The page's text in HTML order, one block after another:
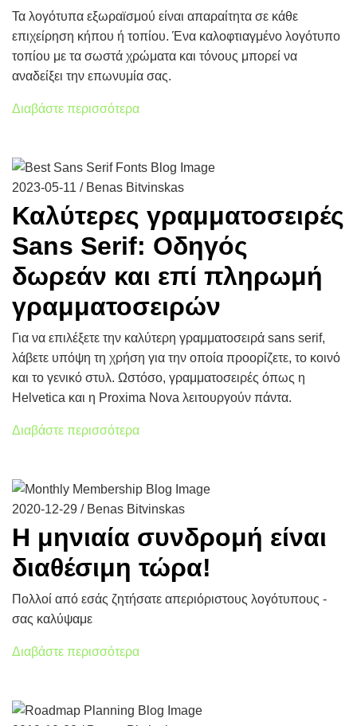
Τα λογότυπα εξωραϊσμού είναι απαραίτητα σε κάθε
επιχείρηση κήπου ή τοπίου. Ένα καλοφτιαγμένο λογότυπο
τοπίου με τα σωστά χρώματα και τόνους μπορεί να
αναδείξει την επωνυμία σας.
Διαβάστε περισσότερα
2023-05-11 / Benas Bitvinskas
Καλύτερες γραμματοσειρές
Sans Serif: Οδηγός
δωρεάν και επί πληρωμή
γραμματοσειρών
Για να επιλέξετε την καλύτερη γραμματοσειρά sans serif,
λάβετε υπόψη τη χρήση για την οποία προορίζετε, το κοινό
και το γενικό στυλ. Ωστόσο, γραμματοσειρές όπως η
Helvetica και η Proxima Nova λειτουργούν πάντα.
Διαβάστε περισσότερα
2020-12-29 / Benas Bitvinskas
Η μηνιαία συνδρομή είναι
διαθέσιμη τώρα!
Πολλοί από εσάς ζητήσατε απεριόριστους λογότυπους -
σας καλύψαμε
Διαβάστε περισσότερα